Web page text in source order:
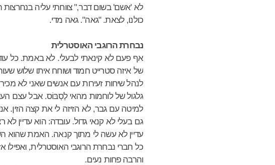
לא 'אשם' בשום דבר," צווחתי עליה
כולנו, לצאת. "גאה". גאה מדי.
נבחרת הרוגבי האוסטרלית
אף פעם לא קינאתי לבעלי. לא באמת. כל
של איזה סטרייט חמוד ושוחח איתו שלוש
לנהל שיחות זעירות עם אנשים שאני לא
גלגול של לוחמות מהאי לֶסְבּוֹס. אבל עצם
למיטה עם גבר, לא הזיזה לי את קצה הזין. אני
גם בעלי לא קנאי גדול. עובדה: הוא עדיין
עדיין לא עשה לי מתוך קנאה. האמת שהוא
כל חברי נבחרת הרוגבי האוסטרלית,
והרבה פחות נעים.